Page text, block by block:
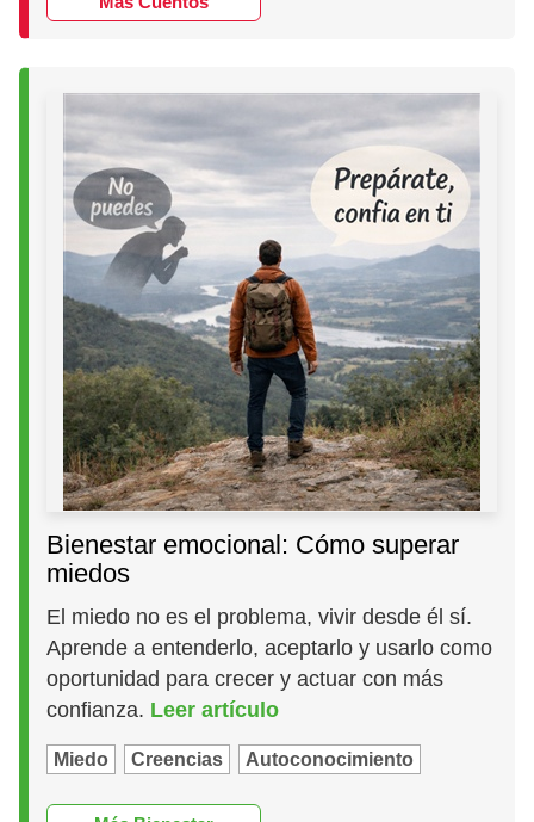
Bienestar emocional: Cómo superar
miedos
El miedo no es el problema, vivir desde él sí.
Aprende a entenderlo, aceptarlo y usarlo como
oportunidad para crecer y actuar con más
confianza. Leer artículo
Miedo Creencias Autoconocimiento